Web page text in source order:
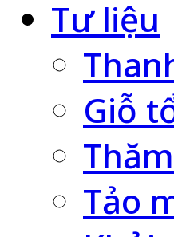
Tư liệu
Giỗ
Tảo